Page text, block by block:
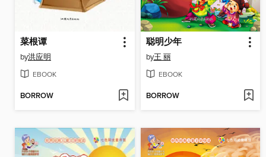
菜根谭
by洪应明
EBOOK
BORROW
聪明少年
by王 丽
EBOOK
BORROW